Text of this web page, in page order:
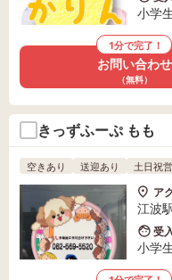
小学
1分で完了！
お問い合わせ
（無料）
きっずふーぷ もも
空きあり 送迎あり 土日祝
ア
江波
受
小学